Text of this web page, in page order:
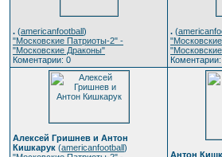
. (americanfootball)
"Московские Патриоты-2" -
"Московские Драконы"
Коментарии: 0
. (
Алексей Гришнев и Антон
Кишкарук (americanfootball)
Антон